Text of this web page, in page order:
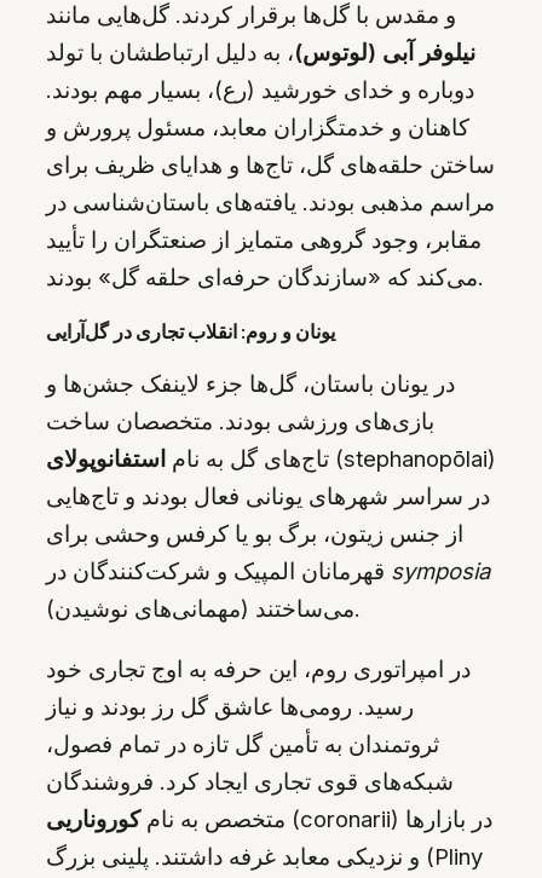
و مقدس با گل‌ها برقرار کردند. گل‌هایی مانند
نیلوفر آبی (لوتوس)، به دلیل ارتباطشان با تولد
دوباره و خدای خورشید (رع)، بسیار مهم بودند.
کاهنان و خدمتگزاران معابد، مسئول پرورش و
ساختن حلقه‌های گل، تاج‌ها و هدایای ظریف برای
مراسم مذهبی بودند. یافته‌های باستان‌شناسی در
مقابر، وجود گروهی متمایز از صنعتگران را تأیید
می‌کند که «سازندگان حرفه‌ای حلقه‌ گل» بودند.
یونان و روم: انقلاب تجاری در گل‌آرایی
در یونان باستان، گل‌ها جزء لاینفک جشن‌ها و
بازی‌های ورزشی بودند. متخصصان ساخت
تاج‌های گل به نام استفانوپولای
(stephanopōlai)
در سراسر شهرهای یونانی فعال بودند و تاج‌هایی
از جنس زیتون، برگ بو یا کرفس وحشی برای
symposia
(مهمانی‌های نوشیدن) می‌ساختند.
در امپراتوری روم، این حرفه به اوج تجاری خود
رسید. رومی‌ها عاشق گل رز بودند و نیاز
ثروتمندان به تأمین گل تازه در تمام فصول،
شبکه‌های قوی تجاری ایجاد کرد. فروشندگان
متخصص به نامکوروناریی
(coronarii) در بازارها
و نزدیکی معابد غرفه‌ داشتند. پلینی بزرگ (Pliny